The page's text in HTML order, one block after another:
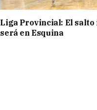
Liga Provincial: El
será en Esquina